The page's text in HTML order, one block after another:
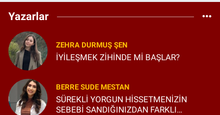
Yazarlar
ZEHRA DURMUŞ ŞEN
İYİLEŞMEK ZİHİNDE Mİ BAŞLAR?
BERRE SUDE MESTAN
SÜREKLİ YORGUN HİSSETMENİZİN
SEBEBİ SANDIĞINIZDAN FARKLI